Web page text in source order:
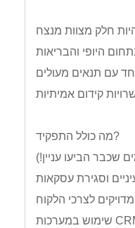
עם תנאים מעולים
מה כולל התפקיד?